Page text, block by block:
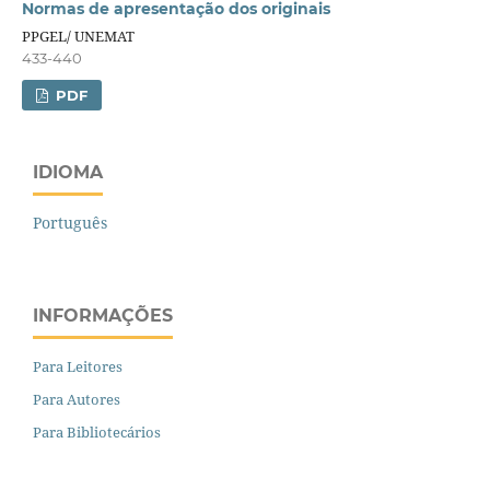
Normas de apresentação dos originais
PPGEL/ UNEMAT
433-440
PDF
IDIOMA
Português
INFORMAÇÕES
Para Leitores
Para Autores
Para Bibliotecários